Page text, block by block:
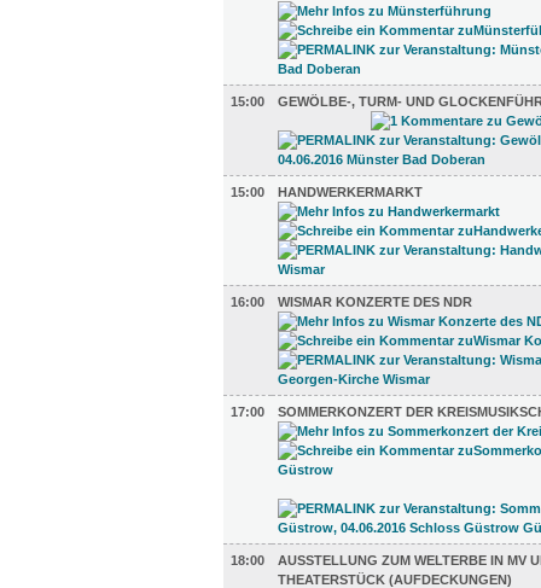
15:00 GEWÖLBE-, TURM- UND
15:00 HANDWERKERMARKT
16:00 WISMAR KONZERTE DES NDR
17:00 SOMMERKONZERT DER
18:00
AUSSTELLUNG ZUM WELTERBE IN MV
THEATERSTÜCK (AUFDECKUNGEN)